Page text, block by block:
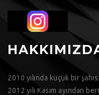
2010 yılında küçük bir
2012 yılı Kasım ayından